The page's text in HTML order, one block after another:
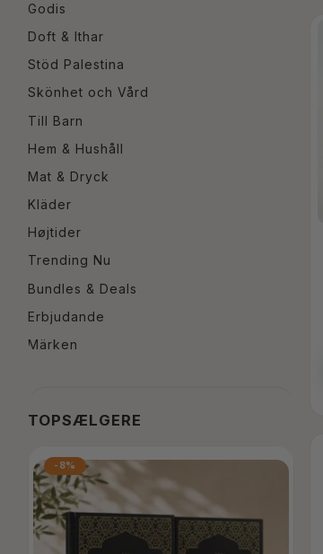
Godis
Doft & Ithar
Stöd Palestina
Skönhet och Vård
Till Barn
Hem & Hushåll
Mat & Dryck
Kläder
Højtider
Trending Nu
Bundles & Deals
Erbjudande
Märken
TOPSÆLGERE
-8%